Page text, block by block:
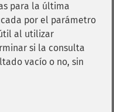
para la última
por el parámetro
al utilizar
si la consulta
vacío o no, sin